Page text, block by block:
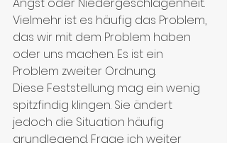
Vielmehr ist es häufig das Problem,
das wir mit dem Problem haben
oder uns machen. Es ist ein
Problem zweiter Ordnung.
Diese Feststellung mag ein wenig
spitzfindig klingen. Sie ändert
jedoch die Situation häufig
grundlegend. Frage ich weiter